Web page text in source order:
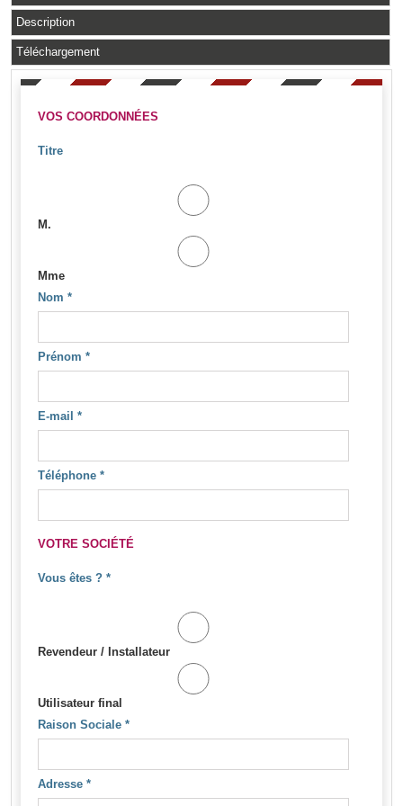
Description
Téléchargement
VOS COORDONNÉES
Titre
M.
Mme
Nom *
Prénom *
E-mail *
Téléphone *
VOTRE SOCIÉTÉ
Vous êtes ? *
Revendeur / Installateur
Utilisateur final
Raison Sociale *
Adresse *